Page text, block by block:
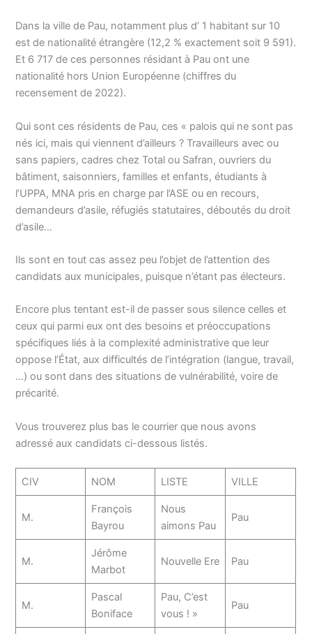
Dans la ville de Pau, notamment plus d’ 1 habitant sur 10
est de nationalité étrangère (12,2 % exactement soit 9 591).
Et 6 717 de ces personnes résidant à Pau ont une
nationalité hors Union Européenne (chiffres du
recensement de 2022).
Qui sont ces résidents de Pau, ces « palois qui ne sont pas
nés ici, mais qui viennent d’ailleurs ? Travailleurs avec ou
sans papiers, cadres chez Total ou Safran, ouvriers du
bâtiment, saisonniers, familles et enfants, étudiants à
l’UPPA, MNA pris en charge par l’ASE ou en recours,
demandeurs d’asile, réfugiés statutaires, déboutés du droit
d’asile…
Ils sont en tout cas assez peu l’objet de l’attention des
candidats aux municipales, puisque n’étant pas électeurs.
Encore plus tentant est-il de passer sous silence celles et
ceux qui parmi eux ont des besoins et préoccupations
spécifiques liés à la complexité administrative que leur
oppose l’État, aux difficultés de l’intégration (langue, travail,
…) ou sont dans des situations de vulnérabilité, voire de
précarité.
Vous trouverez plus bas le courrier que nous avons
adressé aux candidats ci-dessous listés.
CIV NOM LISTE VILLE
M.
François
Bayrou
Nous
aimons Pau
Pau
M.
Jérôme
Marbot
Nouvelle Ere Pau
M.
Pascal
Boniface
Pau, C’est
vous ! »
Pau